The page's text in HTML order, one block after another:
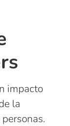
impacto
la